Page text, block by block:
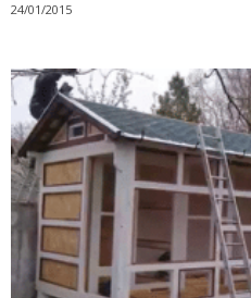
24/01/2015